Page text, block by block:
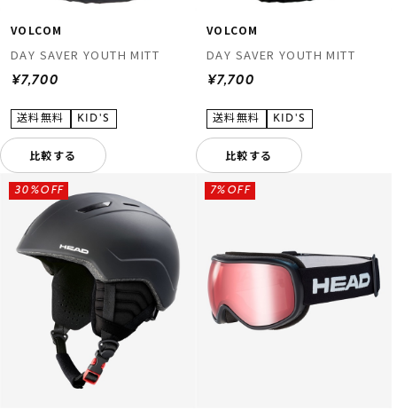
VOLCOM
DAY SAVER YOUTH MITT
¥7,700
比較する
VOLCOM
DAY SAVER YOUTH MITT
¥7,700
比較する
30%OFF 7%OFF